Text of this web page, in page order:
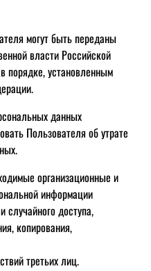
могут быть переданы
власти Российской
порядке, установленным
данных
Пользователя об утрате
организационные и
информации
случайного доступа,
копирования,
третьих лиц.